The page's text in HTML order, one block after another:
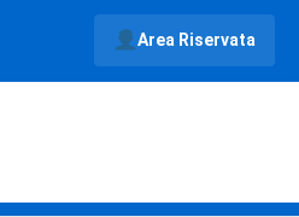
Area Riservata